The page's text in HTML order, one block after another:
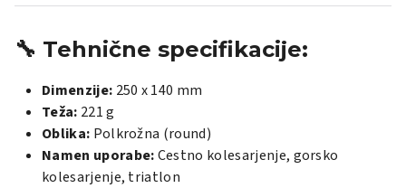
🔧 Tehnične specifikacije:
Dimenzije: 250 x 140 mm
Teža: 221 g
Oblika: Polkrožna (round)
Namen uporabe:Cestno kolesarjenje, gorsko
kolesarjenje, triatlon